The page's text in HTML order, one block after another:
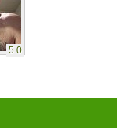
5.0